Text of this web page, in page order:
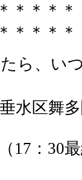
＊＊＊
＊＊＊＊
ら、い
水区舞
17：30